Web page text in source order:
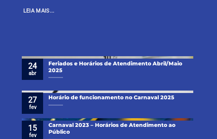
LEIA MAIS...
Feriados e Horários de Atendimento Abril/Maio
2025
24
abr
Horário de funcionamento no Carnaval 2025
27
fev
Carnaval 2023 – Horários de Atendimento ao
Público
15
fev